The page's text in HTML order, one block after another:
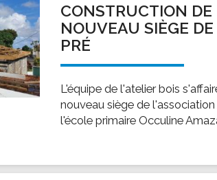
CONSTRUCTION
NOUVEAU SIÈGE
PRÉ
L'équipe de l'atelier bois
nouveau siège de
l'école primaire Occuline